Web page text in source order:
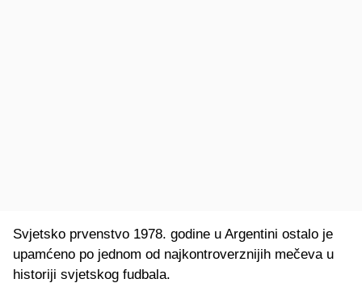
Svjetsko prvenstvo 1978. godine u Argentini ostalo je
upamćeno po jednom od najkontroverznijih mečeva u
historiji svjetskog fudbala.